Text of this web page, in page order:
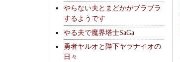
やらない夫とまどかがブラブラ
するようです
やる夫で魔界塔士SaGa
勇者ヤルオと陛下ヤラナイオの
日々